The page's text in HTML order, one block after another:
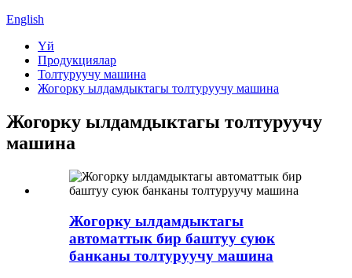
English
Үй
Продукциялар
Толтуруучу машина
Жогорку ылдамдыктагы толтуруучу машина
Жогорку ылдамдыктагы толтуруучу
машина
Жогорку ылдамдыктагы
автоматтык бир баштуу суюк
банканы толтуруучу машина